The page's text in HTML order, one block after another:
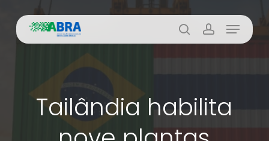
main
buscaaccount
Menu
Tailândia habilita